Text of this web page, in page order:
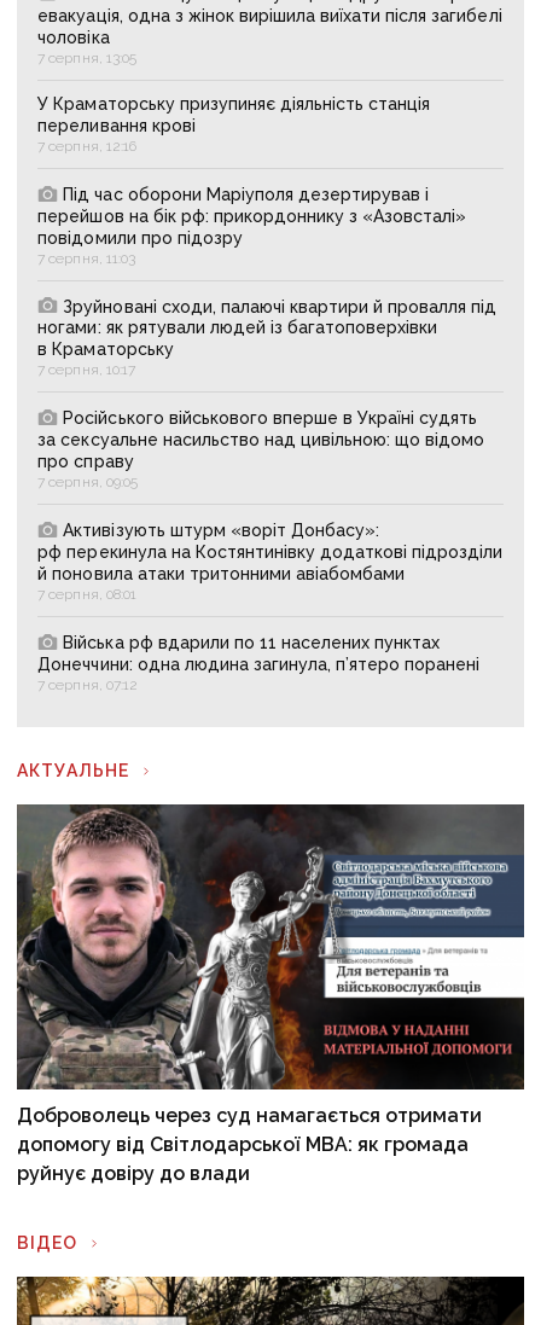
евакуація, одна з жінок вирішила виїхати після загибелі
чоловіка
7 серпня, 13:05
У Краматорську призупиняє діяльність станція
переливання крові
7 серпня, 12:16
Під час оборони Маріуполя дезертирував і
перейшов на бік рф: прикордоннику з «Азовсталі»
повідомили про підозру
7 серпня, 11:03
Зруйновані сходи, палаючі квартири й провалля під
ногами: як рятували людей із багатоповерхівки
в Краматорську
7 серпня, 10:17
Російського військового вперше в Україні судять
за сексуальне насильство над цивільною: що відомо
про справу
7 серпня, 09:05
Активізують штурм «воріт Донбасу»:
рф перекинула на Костянтинівку додаткові підрозділи
й поновила атаки тритонними авіабомбами
7 серпня, 08:01
Війська рф вдарили по 11 населених пунктах
Донеччини: одна людина загинула, п’ятеро поранені
7 серпня, 07:12
АКТУАЛЬНЕ
Доброволець через суд намагається отримати
допомогу від Світлодарської МВА: як громада
руйнує довіру до влади
ВІДЕО